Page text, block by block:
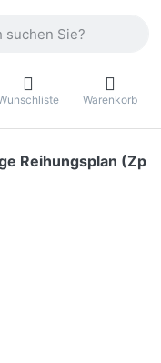
Warenkorb
Reihungsplan (Zp